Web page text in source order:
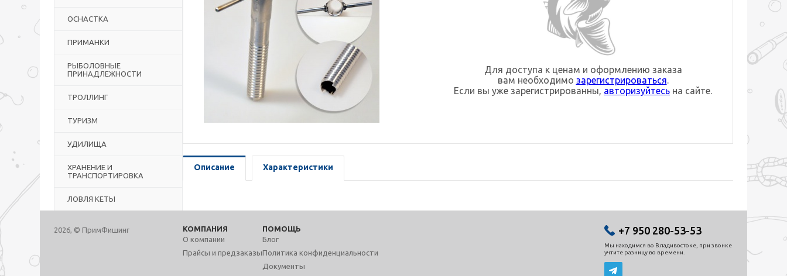
ОСНАСТКА
ПРИМАНКИ
РЫБОЛОВНЫЕ
ПРИНАДЛЕЖНОСТИ
ТРОЛЛИНГ
ТУРИЗМ
УДИЛИЩА
ХРАНЕНИЕ И
ТРАНСПОРТИРОВКА
ЛОВЛЯ КЕТЫ
Для доступа к ценам и оформлению заказа
вам необходимо зарегистрироваться.
Если вы уже зарегистрированны, авторизуйтесь на сайте.
Описание Характеристики
2026, © ПримФишинг
КОМПАНИЯ
О компании
Прайсы и предзаказы
ПОМОЩЬ
Блог
Политика конфиденциальности
Документы
+7 950 280-53-53
Мы находимся во Владивостоке, при звонке
учтите разницу во времени.